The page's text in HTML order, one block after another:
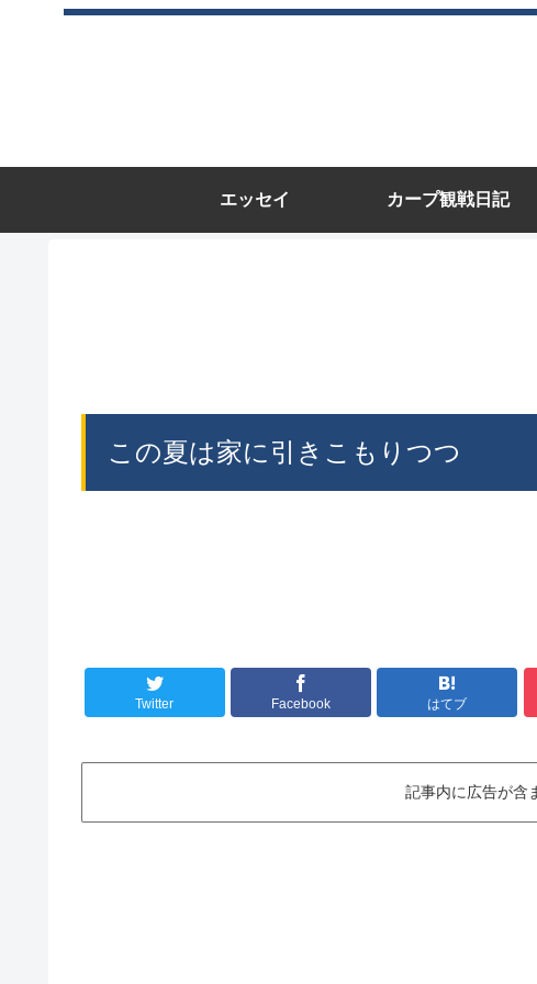
エッセイ カープ観戦日記
この夏は家に引きこもりつつ
Twitter Facebook はてブ
記事内に広告が含